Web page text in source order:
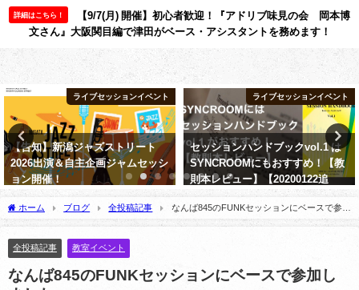
詳細はこちら！
【9/7(月) 開催】初心者歓迎！『アドリブ味見の会 岡本博
文さん』大阪関目編で津田がベース・アシスタントを務めます！
ライブセッションイベント
【告知】新潟ジャズストリート
2026出演＆自主企画ジャムセッシ
ョン開催！ ​
ライブセッションイベント
セッションハンドブックvol.1 は
SYNCROOMにもおすすめ！【教
則本レビュー】【20200122追
記】
ホーム ブログ 全投稿記事
なんば845のFUNKセッションにベースで参加
しました
全投稿記事 教室イベント
なんば845のFUNKセッションにベースで参加し